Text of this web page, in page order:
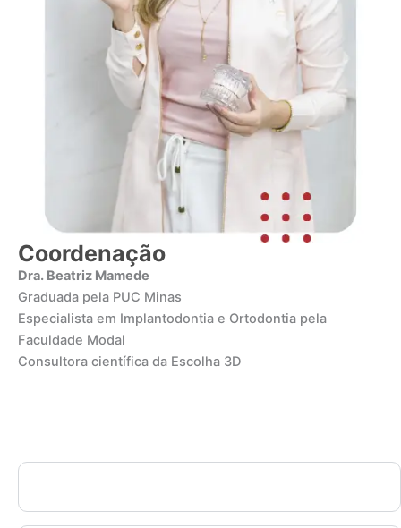
Coordenação
Dra. Beatriz Mamede
Graduada pela PUC Minas
Especialista em Implantodontia e Ortodontia pela
Faculdade Modal
Consultora científica da Escolha 3D